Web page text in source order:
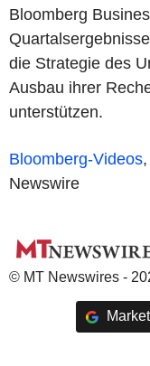
Bloomberg
die Strategie des
Ausbau ihrer
unterstützen.
Bloomberg-Videos
Newswire
© MT Newswires -